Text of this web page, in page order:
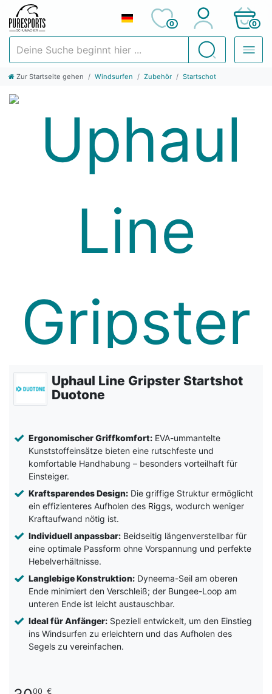
Suchen
0 0
Zur Startseite gehen Windsurfen Zubehör Startschot
Uphaul Line Gripster Startshot
Duotone
Ergonomischer Griffkomfort:EVA-ummantelte
Kunststoffeinsätze bieten eine rutschfeste und
komfortable Handhabung – besonders vorteilhaft für
Einsteiger.
Kraftsparendes Design:Die griffige Struktur ermöglicht
ein effizienteres Aufholen des Riggs, wodurch weniger
Kraftaufwand nötig ist.
Individuell anpassbar:Beidseitig längenverstellbar für
eine optimale Passform ohne Vorspannung und perfekte
Hebelverhältnisse.
Langlebige Konstruktion:Dyneema-Seil am oberen
Ende minimiert den Verschleiß; der Bungee-Loop am
unteren Ende ist leicht austauschbar.
Ideal für Anfänger:Speziell entwickelt, um den Einstieg
ins Windsurfen zu erleichtern und das Aufholen des
Segels zu vereinfachen.
00 €